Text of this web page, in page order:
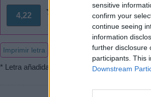
sensitive
confirm your
continue seeing
information
further disclosure
participants. This
Downstream
4,22
Imprimir letra
* Letra añadida por Pepo2001